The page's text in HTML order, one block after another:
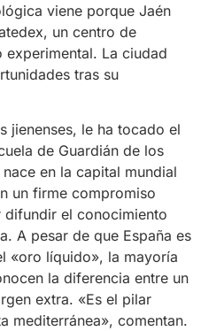
viene porque Jaén
un centro de
La ciudad
tras su
jienenses, le ha tocado el
de Guardián de los
en la capital mundial
un firme compromiso
el conocimiento
A pesar de que España es
«oro líquido», la mayoría
la diferencia entre un
extra. «Es el pilar
mediterránea», comentan.